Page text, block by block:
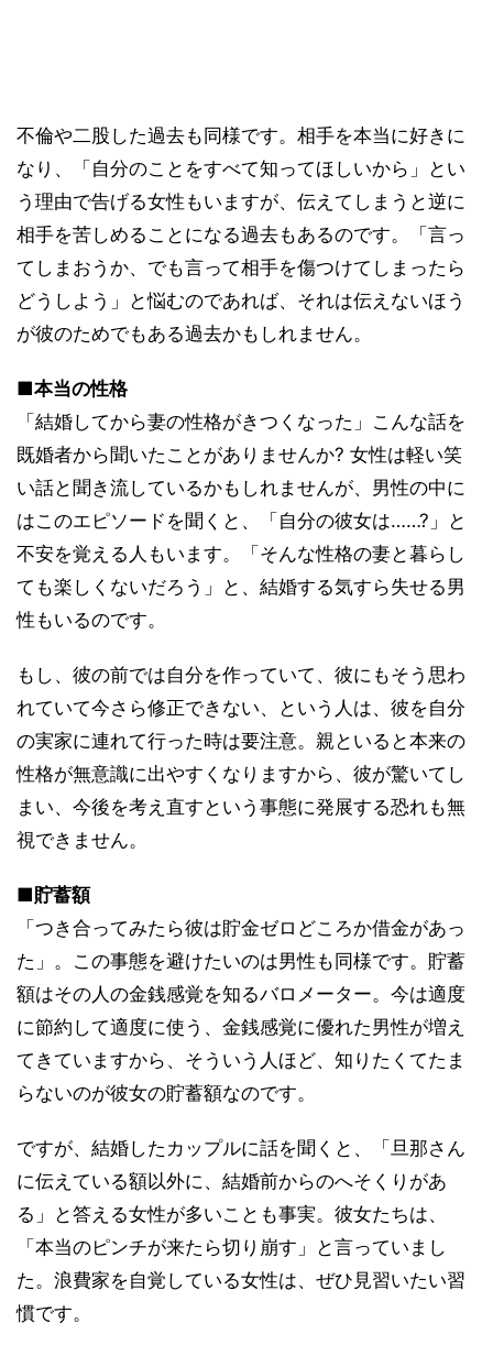
不倫や二股した過去も同様です。相手を本当に好きに
なり、「自分のことをすべて知ってほしいから」とい
う理由で告げる女性もいますが、伝えてしまうと逆に
相手を苦しめることになる過去もあるのです。「言っ
てしまおうか、でも言って相手を傷つけてしまったら
どうしよう」と悩むのであれば、それは伝えないほう
が彼のためでもある過去かもしれません。
■本当の性格
「結婚してから妻の性格がきつくなった」こんな話を
既婚者から聞いたことがありませんか? 女性は軽い笑
い話と聞き流しているかもしれませんが、男性の中に
はこのエピソードを聞くと、「自分の彼女は……?」と
不安を覚える人もいます。「そんな性格の妻と暮らし
ても楽しくないだろう」と、結婚する気すら失せる男
性もいるのです。
もし、彼の前では自分を作っていて、彼にもそう思わ
れていて今さら修正できない、という人は、彼を自分
の実家に連れて行った時は要注意。親といると本来の
性格が無意識に出やすくなりますから、彼が驚いてし
まい、今後を考え直すという事態に発展する恐れも無
視できません。
■貯蓄額
「つき合ってみたら彼は貯金ゼロどころか借金があっ
た」。この事態を避けたいのは男性も同様です。貯蓄
額はその人の金銭感覚を知るバロメーター。今は適度
に節約して適度に使う、金銭感覚に優れた男性が増え
てきていますから、そういう人ほど、知りたくてたま
らないのが彼女の貯蓄額なのです。
ですが、結婚したカップルに話を聞くと、「旦那さん
に伝えている額以外に、結婚前からのへそくりがあ
る」と答える女性が多いことも事実。彼女たちは、
「本当のピンチが来たら切り崩す」と言っていまし
た。浪費家を自覚している女性は、ぜひ見習いたい習
慣です。